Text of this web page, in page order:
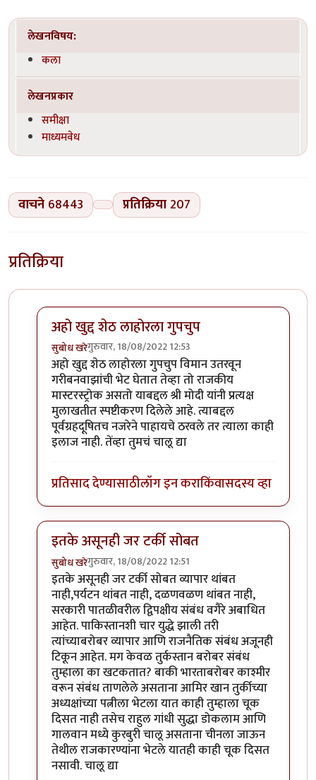
लेखनविषय:
कला
लेखनप्रकार
समीक्षा
माध्यमवेध
वाचने 68443 प्रतिक्रिया 207
प्रतिक्रिया
अहो खुद्द शेठ लाहोरला गुपचुप
सुबोध खरेगुरुवार, 18/08/2022 12:53
In reply toअहो खुद्द शेठ लाहोरला गुपचुपby
अहो खुद्द शेठ लाहोरला गुपचुप विमान उतरवून
गरीबनवाझांची भेट घेतात तेव्हा तो राजकीय
मास्टरस्ट्रोक असतो याबद्दल श्री मोदी यांनी प्रत्यक्ष
मुलाखतीत स्पष्टीकरण दिलेले आहे. त्याबद्दल
पूर्वग्रहदूषितच नजरेने पाहायचे ठरवले तर त्याला काही
इलाज नाही. तेंव्हा तुमचं चालू द्या
प्रतिसाद देण्यासाठीलॉग इन कराकिंवासदस्य व्हा
इतके असूनही जर टर्की सोबत
सुबोध खरेगुरुवार, 18/08/2022 12:51
In reply toएक प्रश्न पडला आहेbyजेम्स वांड
इतके असूनही जर टर्की सोबत व्यापार थांबत
नाही,पर्यटन थांबत नाही, दळणवळण थांबत नाही,
सरकारी पातळीवरील द्विपक्षीय संबंध वगैरे अबाधित
आहेत. पाकिस्तानशी चार युद्धे झाली तरी
त्यांच्याबरोबर व्यापार आणि राजनैतिक संबंध अजूनही
टिकून आहेत. मग केवळ तुर्कस्तान बरोबर संबंध
तुम्हाला का खटकतात? बाकी भारताबरोबर काश्मीर
वरून संबंध ताणलेले असताना आमिर खान तुर्कीच्या
अध्यक्षांच्या पत्नीला भेटला यात काही तुम्हाला चूक
दिसत नाही तसेच राहुल गांधी सुद्धा डोकलाम आणि
गालवान मध्ये कुरबुरी चालू असताना चीनला जाऊन
तेथील राजकारण्यांना भेटले यातही काही चूक दिसत
नसावी. चालू द्या